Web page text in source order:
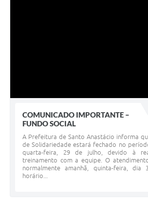
COMUNICADO IMPORTANTE –
FUNDO SOCIAL
A Prefeitura de Santo Anastácio informa
de Solidariedade estará fechado no
quarta-feira, 29 de julho, devido à
treinamento com a equipe. O
normalmente amanhã, quinta-feira,
horário...